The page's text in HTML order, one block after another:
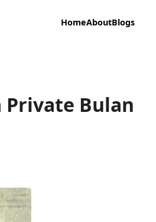
HomeAboutBlogs
Private Bulan